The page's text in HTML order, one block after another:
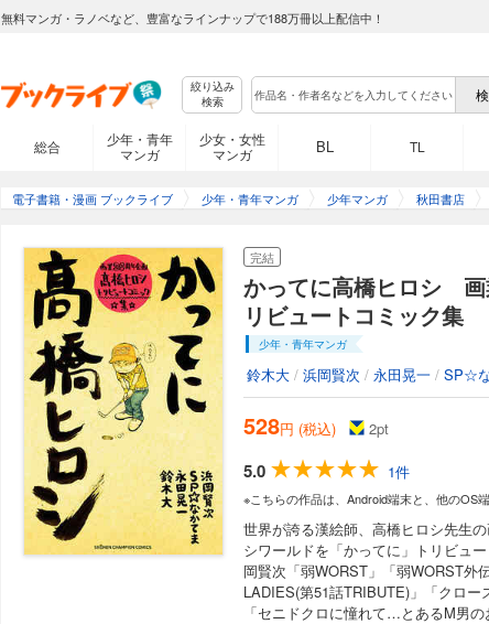
無料マンガ・ラノベなど、豊富なラインナップで188万冊以上配信中！
絞り込み
検索
総合
少年・青年
マンガ
少女・女性
マンガ
BL TL
電子書籍・漫画 ブックライブ 少年・青年マンガ 少年マンガ 秋田書店
完結
かってに高橋ヒロシ
リビュートコミック集
少年・青年マンガ
鈴木大 / 浜岡賢次 / 永田晃一 / SP☆
528円 (税込) 2pt
5.0 1件
※こちらの作品は、Android端末と、他のOS
世界が誇る漢絵師、高橋ヒロシ先生
シワールドを「かってに」トリビュ
岡賢次「弱WORST」「弱WORST外
LADIES(第51話TRIBUTE)」「クロ
「セニドクロに憧れて…とあるM男の